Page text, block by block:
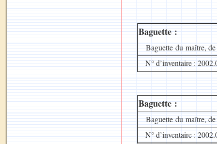
Baguette :
Baguette du maître, de
N° d’inventaire :
Baguette :
Baguette du maître, de
N° d’inventaire :